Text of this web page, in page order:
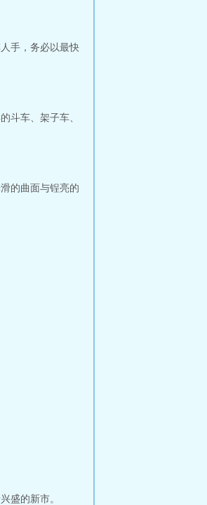
手，务必以最快
斗车、架子车、
的曲面与锃亮的
盛的新市。